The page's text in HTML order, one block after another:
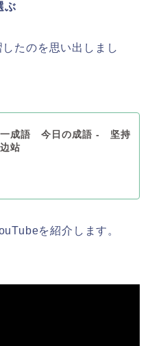
ぶ
たのを思い出しまし
一成語 今日の成語 - 坚持
站
を紹介します。